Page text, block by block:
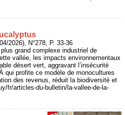
2026), N°278, P. 33-36
grand complexe industriel de
vallée, les impacts environnementaux
désert vert, aggravant l’insécurité
qui profite ce modèle de monocultures
des revenus, réduit la biodiversité et
fr/articles-du-bulletin/la-vallee-de-la-